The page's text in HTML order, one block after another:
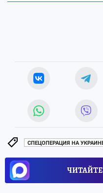
СПЕЦОПЕРАЦИЯ НА